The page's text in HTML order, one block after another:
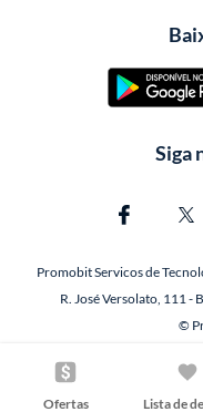
Ofertas Lista de
Siga
Promobit Servicos de
R. José Versolato, 111 -
©